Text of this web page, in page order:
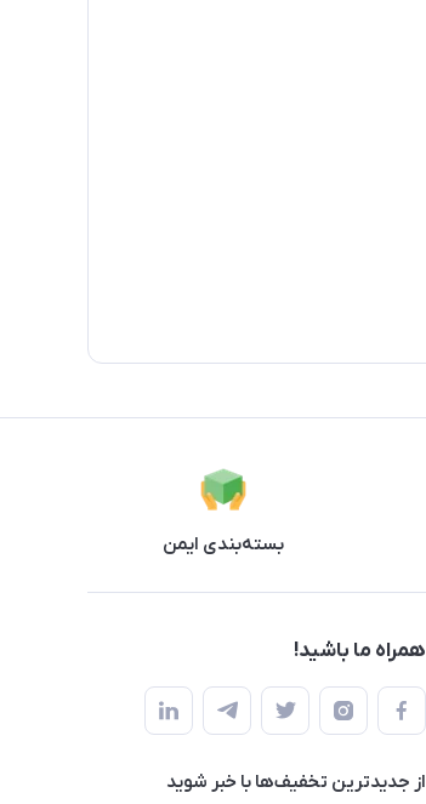
بسته‌بندی ایمن
همراه ما باشید!
از جدید‌ترین تخفیف‌ها با‌ خبر شوید